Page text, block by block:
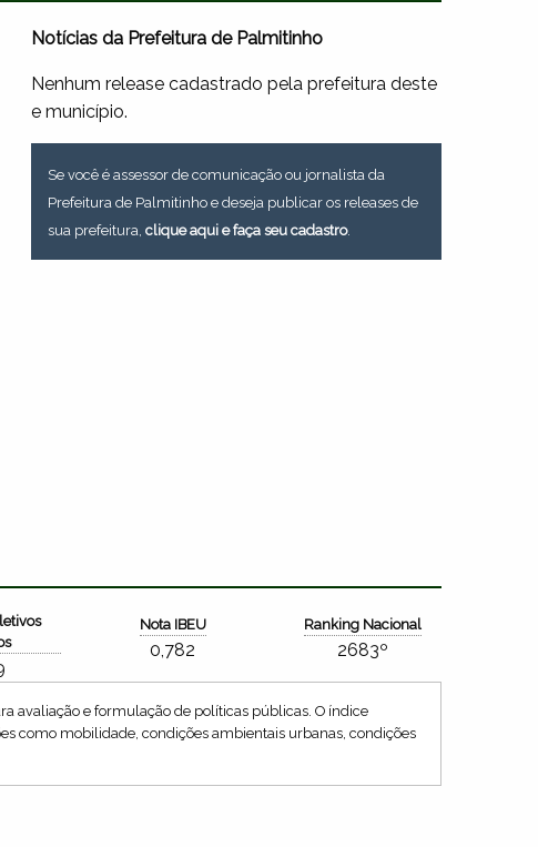
Notícias da Prefeitura de Palmitinho
Nenhum release cadastrado pela prefeitura deste
e município.
Se você é assessor de comunicação ou jornalista da
Prefeitura de Palmitinho e deseja publicar os releases de
sua prefeitura,clique aqui e faça seu cadastro.
Nota IBEU
0,782
Ranking Nacional
2683º
avaliação e formulação de políticas públicas. O índice
como mobilidade, condições ambientais urbanas, condições